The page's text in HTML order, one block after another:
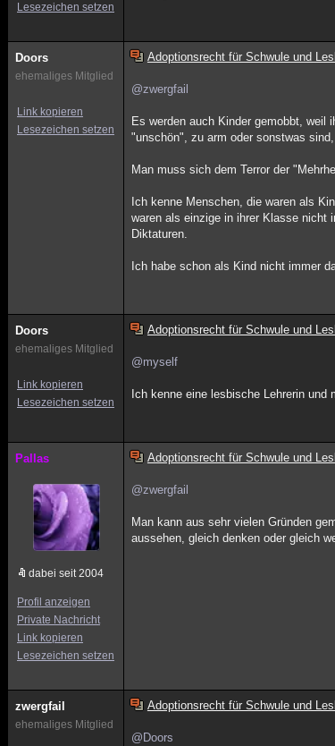
Lesezeichen setzen
Doors
ehemaliges Mitglied
Link kopieren
Lesezeichen setzen
Adoptionsrecht für Schwule und
@zwergfail
Es werden auch Kinder gemobbt, weil
"unschön", zu arm oder sonstwas
Man muss sich dem Terror der
Ich kenne Menschen, die waren als
waren als einzige in ihrer Klasse nicht
Diktaturen.
Ich habe schon als Kind nicht immer
Doors
ehemaliges Mitglied
Link kopieren
Lesezeichen setzen
Adoptionsrecht für Schwule und
@myself
Ich kenne eine lesbische Lehrerin
Pallas
dabei seit 2004
Profil anzeigen
Private Nachricht
Link kopieren
Lesezeichen setzen
Adoptionsrecht für Schwule und
@zwergfail
Man kann aus sehr vielen Gründen
aussehen, gleich denken oder gleich
zwergfail
ehemaliges Mitglied
Adoptionsrecht für Schwule und
@Doors